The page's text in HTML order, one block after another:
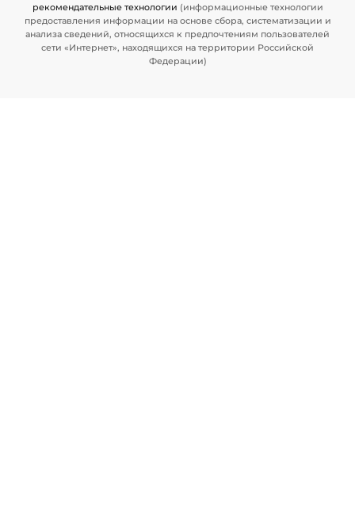
рекомендательные технологии (информационные технологии
предоставления информации на основе сбора, систематизации и
анализа сведений, относящихся к предпочтениям пользователей
сети «Интернет», находящихся на территории Российской
Федерации)